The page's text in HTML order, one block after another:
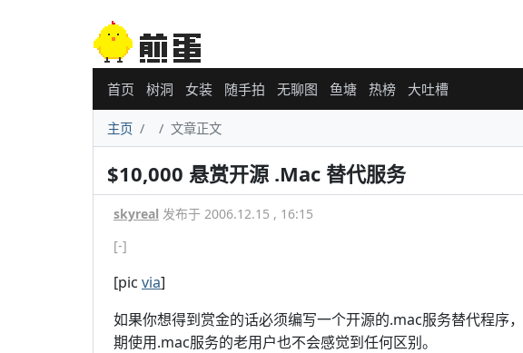
首页 树洞 女装 随手拍 无聊图 鱼塘 热榜 大吐槽
主页 文章正文
$10,000 悬赏开源 .Mac 替代服务
skyreal 发布于 2006.12.15 , 16:15
[-]
[pic via]
如果你想得到赏金的话必须编写一个开源的.mac服务替代程序
期使用.mac服务的老用户也不会感觉到任何区别。